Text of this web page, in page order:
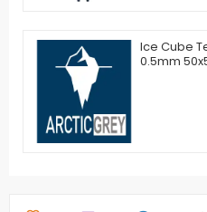
Ice Cube
0.5mm